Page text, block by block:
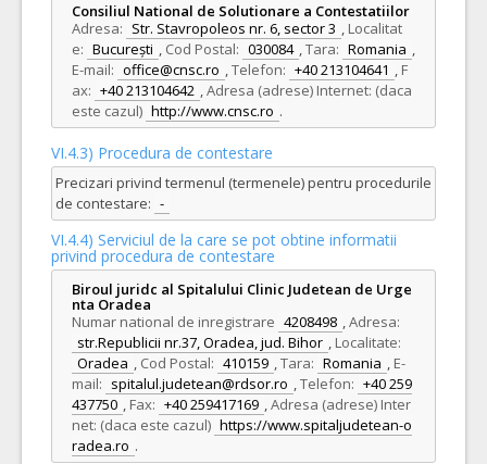
Consiliul National de Solutionare a Contestatiilor
Adresa: Str. Stavropoleos nr. 6, sector 3 , Localitat
e: București , Cod Postal: 030084 ,Tara: Romania ,
E-mail: office@cnsc.ro ,Telefon: +40 213104641 , F
ax: +40 213104642 ,Adresa (adrese) Internet: (daca
este cazul) http://www.cnsc.ro .
VI.4.3) Procedura de contestare
Precizari privind termenul (termenele) pentru procedurile
de contestare: -
VI.4.4) Serviciul de la care se pot obtine informatii
privind procedura de contestare
Biroul juridc al Spitalului Clinic Judetean de Urge
nta Oradea
Numar national de inregistrare 4208498 ,Adresa:
str.Republicii nr.37, Oradea, jud. Bihor , Localitate:
Oradea , Cod Postal: 410159 ,Tara: Romania , E-
mail: spitalul.judetean@rdsor.ro ,Telefon: +40 259
437750 , Fax: +40 259417169 ,Adresa (adrese) Inter
net: (daca este cazul) https://www.spitaljudetean-o
radea.ro .